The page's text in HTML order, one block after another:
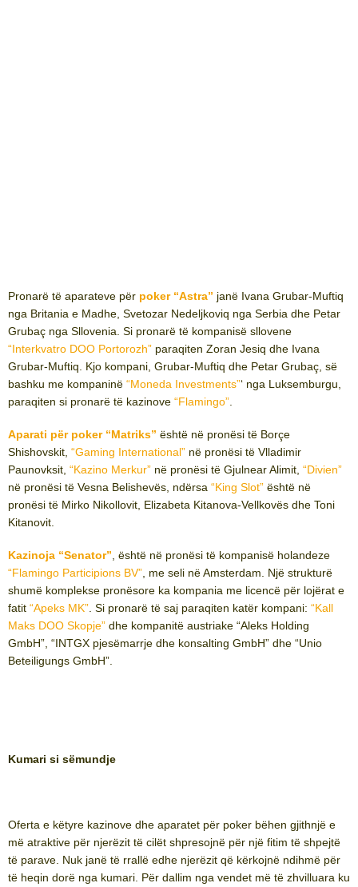
Pronarë të aparateve për poker “Astra” janë Ivana Grubar-Muftiq
nga Britania e Madhe, Svetozar Nedeljkoviq nga Serbia dhe Petar
Grubaç nga Sllovenia. Si pronarë të kompanisë sllovene
“Interkvatro DOO Portorozh” paraqiten Zoran Jesiq dhe Ivana
Grubar-Muftiq. Kjo kompani, Grubar-Muftiq dhe Petar Grubaç, së
bashku me kompaninë “Moneda Investments”‘ nga Luksemburgu,
paraqiten si pronarë të kazinove “Flamingo”
Aparati për poker “Matriks” është në pronësi të Borçe
Shishovskit, “Gaming International” në pronësi të Vlladimir
Paunovksit, “Kazino Merkur” në pronësi të Gjulnear Alimit, “Divien”
në pronësi të Vesna Belishevës, ndërsa “King Slot” është në
pronësi të Mirko Nikollovit, Elizabeta Kitanova-Vellkovës dhe Toni
Kitanovit.
Kazinoja “Senator” , është në pronësi të kompanisë holandeze
“Flamingo Participions BV” , me seli në Amsterdam. Një strukturë
shumë komplekse pronësore ka kompania me licencë për lojërat e
fatit “Apeks MK” . Si pronarë të saj paraqiten katër kompani: “Kall
Maks DOO Skopje” dhe kompanitë austriake “Aleks Holding
GmbH”, “INTGX pjesëmarrje dhe konsalting GmbH” dhe “Unio
Beteiligungs GmbH”.
Kumari si sëmundje
Oferta e këtyre kazinove dhe aparatet për poker bëhen gjithnjë e
më atraktive për njerëzit të cilët shpresojnë për një fitim të shpejtë
të parave. Nuk janë të rrallë edhe njerëzit që kërkojnë ndihmë për
të heqin dorë nga kumari. Për dallim nga vendet më të zhvilluara ku